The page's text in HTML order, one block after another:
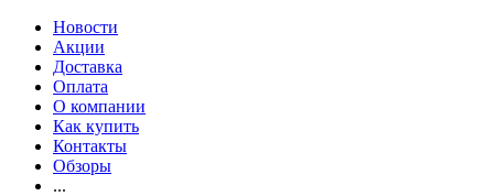
Новости
Акции
Доставка
Оплата
О компании
Как купить
Контакты
Обзоры
...